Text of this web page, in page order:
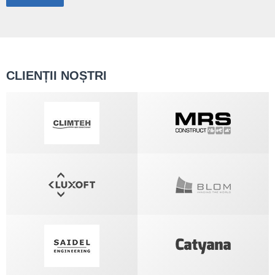
CLIENȚII NOȘTRI